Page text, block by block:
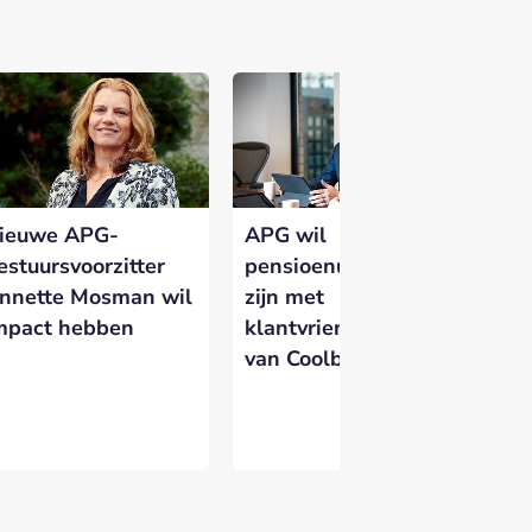
en zichtbaar te maken op
APG-
Mosman wil
hebben
APG wil
pensioenuitvoerder
zijn met
klantvriendelijkheid
van Coolblue